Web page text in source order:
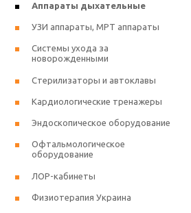
Аппараты дыхательные
УЗИ аппараты, МРТ аппараты
Системы ухода за
новорожденными
Стерилизаторы и автоклавы
Кардиологические тренажеры
Эндоскопическое оборудование
Офтальмологическое
оборудование
ЛОР-кабинеты
Физиотерапия Украина